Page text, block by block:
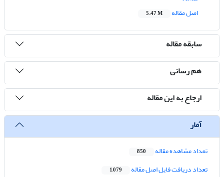
اصل مقاله
5.47 M
سابقه مقاله
هم رسانی
ارجاع به این مقاله
آمار
تعداد مشاهده مقاله 850
تعداد دریافت فایل اصل مقاله 1,079